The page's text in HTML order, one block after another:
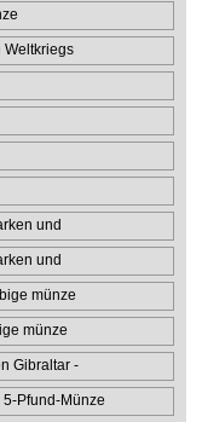
Weltkriegs
und
und
münze
münze
Gibraltar -
Pfund-Münze